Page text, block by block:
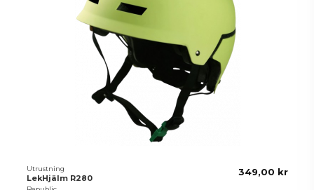
Utrustning
LekHjälm R280
349,00 kr